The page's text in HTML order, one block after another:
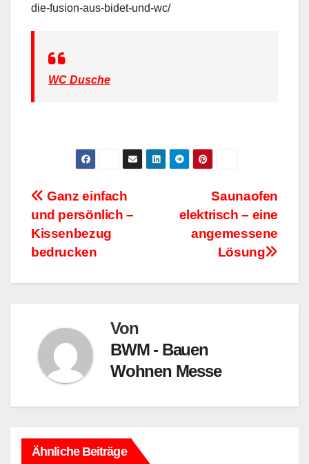
die-fusion-aus-bidet-und-wc/
WC Dusche
BeitragsnavigationSaunaofen
elektrisch – eine
angemessene
Lösung
Ganz einfach
und persönlich –
Kissenbezug
bedrucken
Von
BWM - Bauen
Wohnen Messe
Ähnliche Beiträge